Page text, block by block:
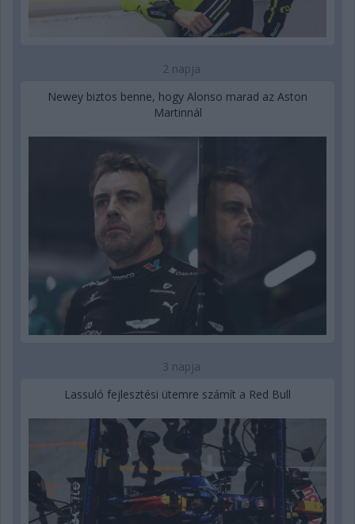
2 napja
Newey biztos benne, hogy Alonso marad az Aston
Martinnál
3 napja
Lassuló fejlesztési ütemre számít a Red Bull